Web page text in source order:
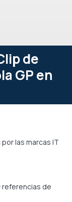
de
GP en
las marcas IT
referencias de